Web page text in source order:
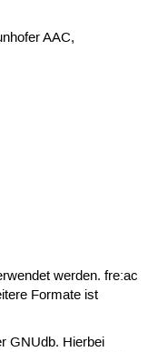
AAC,
werden. fre:ac
Formate ist
GNUdb. Hierbei